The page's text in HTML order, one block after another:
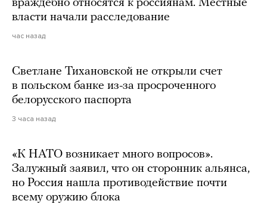
враждебно относятся к россиянам. Местные
власти начали расследование
час назад
Светлане Тихановской не открыли счет
в польском банке из-за просроченного
белорусского паспорта
3 часа назад
«К НАТО возникает много вопросов».
Залужный заявил, что он сторонник альянса,
но Россия нашла противодействие почти
всему оружию блока